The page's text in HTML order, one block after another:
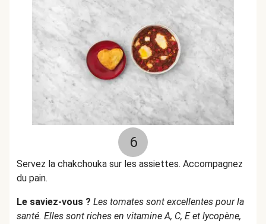
6
Servez la chakchouka sur les assiettes. Accompagnez
du pain.
Le saviez-vous ? Les tomates sont excellentes pour la
santé. Elles sont riches en vitamine A, C, E et lycopène,